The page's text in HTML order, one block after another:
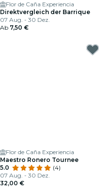
Flor de Caña Experiencia
Direktvergleich der Barrique
07 Aug. - 30 Dez.
Ab 7,50 €
Flor de Caña Experiencia
Maestro Ronero Tournee
5.0
(4)
07 Aug. - 30 Dez.
32,00 €